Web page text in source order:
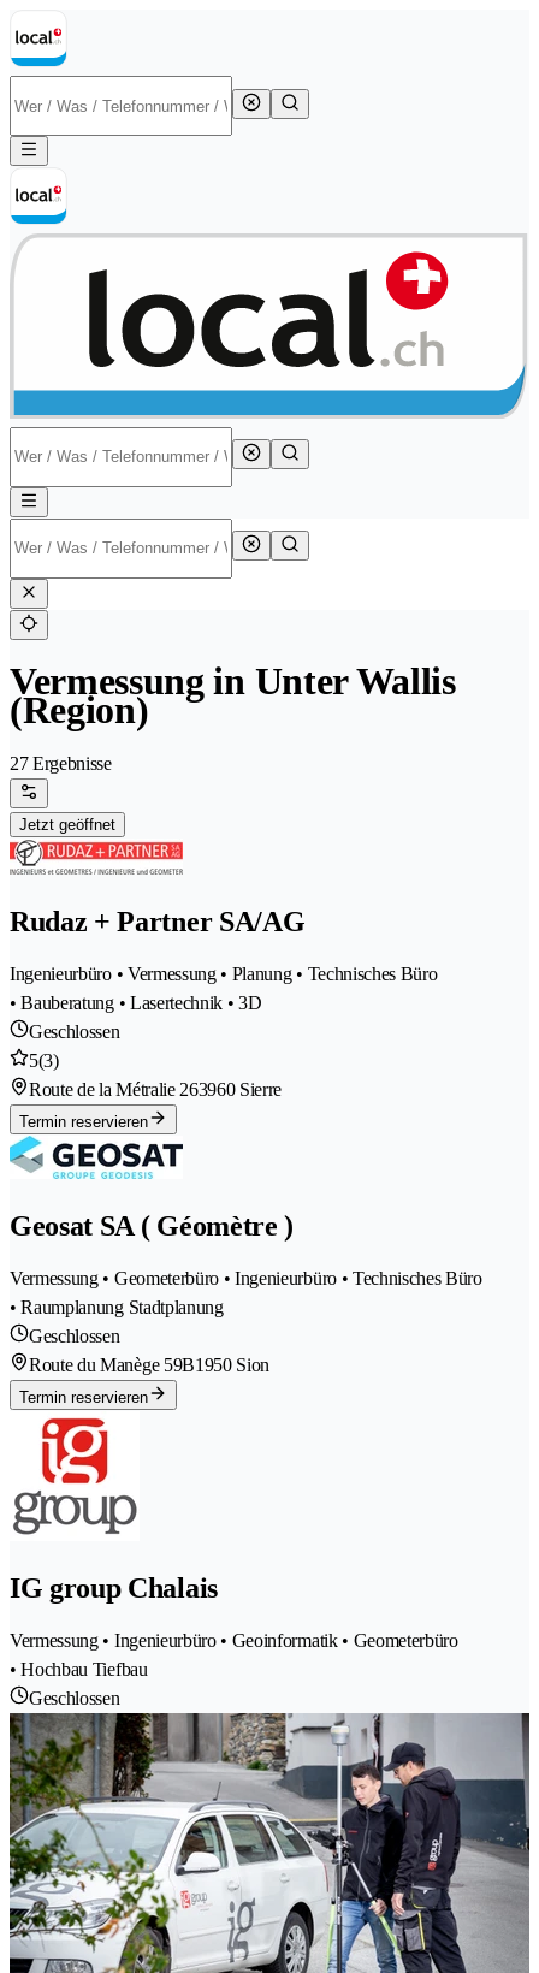
Vermessung in Unter Wallis
(Region)
27 Ergebnisse
Jetzt geöffnet
Rudaz + Partner SA/AG
Ingenieurbüro • Vermessung • Planung • Technisches Büro
• Bauberatung • Lasertechnik • 3D
Geschlossen
5(3)
Route de la Métralie 263960 Sierre
Termin reservieren
Geosat SA ( Géomètre )
Vermessung • Geometerbüro • Ingenieurbüro • Technisches Büro
• Raumplanung Stadtplanung
Geschlossen
Route du Manège 59B1950 Sion
Termin reservieren
IG group Chalais
Vermessung • Ingenieurbüro • Geoinformatik • Geometerbüro
• Hochbau Tiefbau
Geschlossen